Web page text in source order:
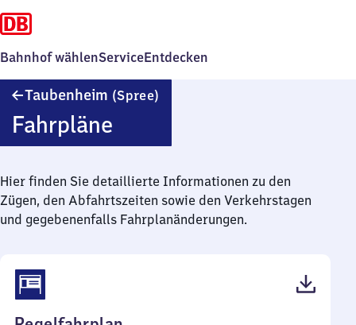
Bahnhof wählenServiceEntdecken
Taubenheim (Spree)
Fahrpläne
Hier finden Sie detaillierte Informationen zu den
Zügen, den Abfahrtszeiten sowie den Verkehrstagen
und gegebenenfalls Fahrplanänderungen.